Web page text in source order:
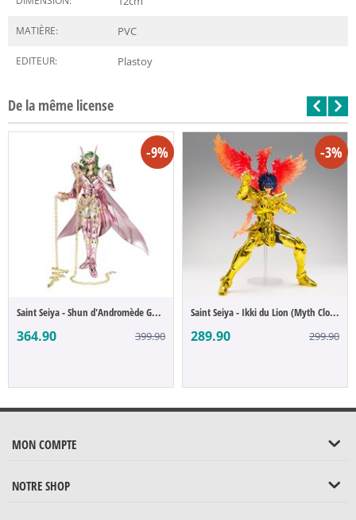
MATIÈRE: PVC
EDITEUR: Plastoy
De la même license
-9%
Saint Seiya - Shun d'Andromède God Cloth ...
364.90 399.90
-3%
Saint Seiya - Ikki du Lion (Myth Cloth EX)
289.90 299.90
MON COMPTE
NOTRE SHOP